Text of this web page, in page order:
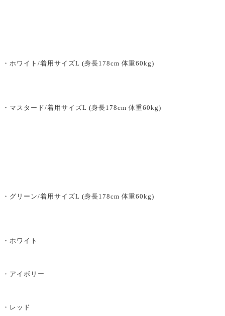
・ホワイト/着用サイズL (身長178cm 体重60kg)
・マスタード/着用サイズL (身長178cm 体重60kg)
・グリーン/着用サイズL (身長178cm 体重60kg)
・ホワイト
・アイボリー
・レッド